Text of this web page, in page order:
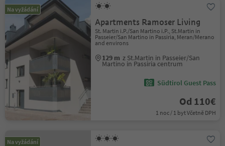
Na vyžádání
Apartments Ramoser Living
St. Martin i.P./San Martino i.P., St.Martin in
Passeier/San Martino in Passiria, Meran/Merano
and environs
129 m z St.Martin in Passeier/San
Martino in Passiria centrum
Südtirol Guest Pass
Od 110€
1 noc / 1 byt Včetně DPH
Na vyžádání